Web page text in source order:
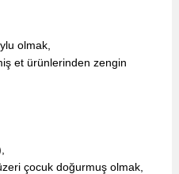
olmak,
et ürünlerinden zengin
çocuk doğurmuş olmak,